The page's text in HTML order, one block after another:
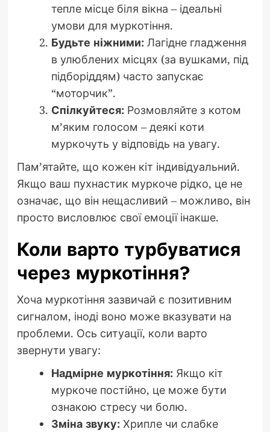
тепле місце біля вікна – ідеальні
умови для муркотіння.
Будьте ніжними:Лагідне гладження
в улюблених місцях (за вушками, під
підборіддям) часто запускає
“моторчик”.
Спілкуйтеся:Розмовляйте з котом
м’яким голосом – деякі коти
муркочуть у відповідь на увагу.
Пам’ятайте, що кожен кіт індивідуальний.
Якщо ваш пухнастик муркоче рідко, це не
означає, що він нещасливий – можливо, він
просто висловлює свої емоції інакше.
Коли варто турбуватися
через муркотіння?
Хоча муркотіння зазвичай є позитивним
сигналом, іноді воно може вказувати на
проблеми. Ось ситуації, коли варто
звернути увагу:
Надмірне муркотіння:Якщо кіт
муркоче постійно, це може бути
ознакою стресу чи болю.
Зміна звуку:Хрипле чи слабке